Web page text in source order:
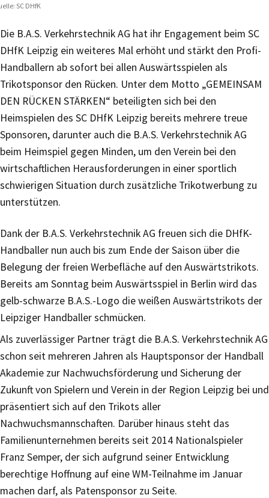
SC DHfK
Die B.A.S. Verkehrstechnik AG hat ihr Engagement beim SC
DHfK Leipzig ein weiteres Mal erhöht und stärkt den Profi-
Handballern ab sofort bei allen Auswärtsspielen als
Trikotsponsor den Rücken. Unter dem Motto „GEMEINSAM
DEN RÜCKEN STÄRKEN“ beteiligten sich bei den
Heimspielen des SC DHfK Leipzig bereits mehrere treue
Sponsoren, darunter auch die B.A.S. Verkehrstechnik AG
beim Heimspiel gegen Minden, um den Verein bei den
wirtschaftlichen Herausforderungen in einer sportlich
schwierigen Situation durch zusätzliche Trikotwerbung zu
unterstützen.
Dank der B.A.S. Verkehrstechnik AG freuen sich die DHfK-
Handballer nun auch bis zum Ende der Saison über die
Belegung der freien Werbefläche auf den Auswärtstrikots.
Bereits am Sonntag beim Auswärtsspiel in Berlin wird das
gelb-schwarze B.A.S.-Logo die weißen Auswärtstrikots der
Leipziger Handballer schmücken.
Als zuverlässiger Partner trägt die B.A.S. Verkehrstechnik AG
schon seit mehreren Jahren als Hauptsponsor der Handball
Akademie zur Nachwuchsförderung und Sicherung der
Zukunft von Spielern und Verein in der Region Leipzig bei und
präsentiert sich auf den Trikots aller
Nachwuchsmannschaften. Darüber hinaus steht das
Familienunternehmen bereits seit 2014 Nationalspieler
Franz Semper, der sich aufgrund seiner Entwicklung
berechtige Hoffnung auf eine WM-Teilnahme im Januar
machen darf, als Patensponsor zu Seite.